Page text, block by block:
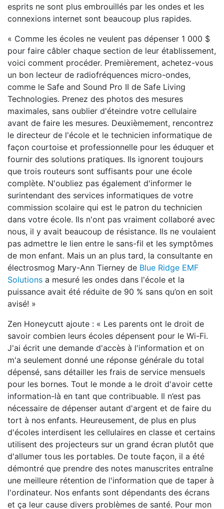
esprits ne sont plus embrouillés par les ondes et les
connexions internet sont beaucoup plus rapides.
« Comme les écoles ne veulent pas dépenser 1 000 $
pour faire câbler chaque section de leur établissement,
voici comment procéder. Premièrement, achetez-vous
un bon lecteur de radiofréquences micro-ondes,
comme le Safe and Sound Pro II de Safe Living
Technologies. Prenez des photos des mesures
maximales, sans oublier d'éteindre votre cellulaire
avant de faire les mesures. Deuxièmement, rencontrez
le directeur de l'école et le technicien informatique de
façon courtoise et professionnelle pour les éduquer et
fournir des solutions pratiques. Ils ignorent toujours
que trois routeurs sont suffisants pour une école
complète. N'oubliez pas également d'informer le
surintendant des services informatiques de votre
commission scolaire qui est le patron du technicien
dans votre école. Ils n'ont pas vraiment collaboré avec
nous, il y avait beaucoup de résistance. Ils ne voulaient
pas admettre le lien entre le sans-fil et les symptômes
de mon enfant. Mais un an plus tard, la consultante en
électrosmog Mary-Ann Tierney de Blue Ridge EMF
Solutions a mesuré les ondes dans l'école et la
puissance avait été réduite de 90 % sans qu’on en soit
avisé! »
Zen Honeycutt ajoute : « Les parents ont le droit de
savoir combien leurs écoles dépensent pour le Wi-Fi.
J'ai écrit une demande d'accès à l'information et on
m'a seulement donné une réponse générale du total
dépensé, sans détailler les frais de service mensuels
pour les bornes. Tout le monde a le droit d'avoir cette
information-là en tant que contribuable. Il n’est pas
nécessaire de dépenser autant d'argent et de faire du
tort à nos enfants. Heureusement, de plus en plus
d'écoles interdisent les cellulaires en classe et certains
utilisent des projecteurs sur un grand écran plutôt que
d'allumer tous les portables. De toute façon, il a été
démontré que prendre des notes manuscrites entraîne
une meilleure rétention de l'information que de taper à
l'ordinateur. Nos enfants sont dépendants des écrans
et ça leur cause divers problèmes de santé. Pour mon